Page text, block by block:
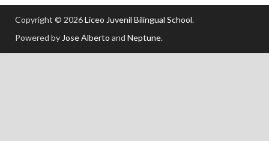
Copyright © 2026Liceo Juvenil Bilingual School.
Powered by Jose Alberto and Neptune.